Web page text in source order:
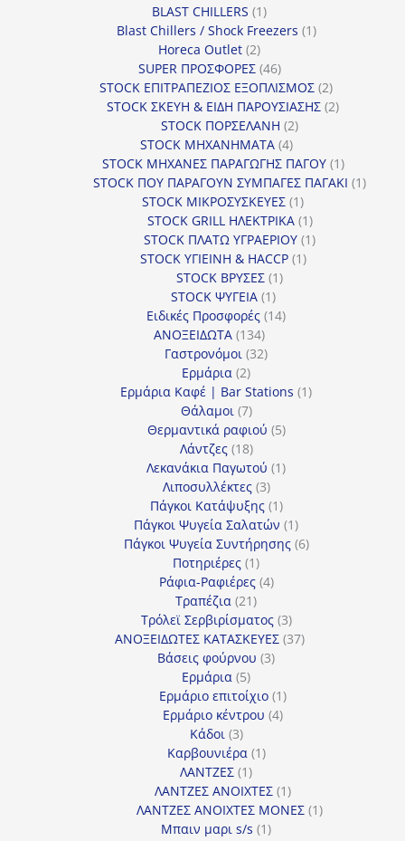
BLAST CHILLERS 11
προϊόν
Blast Chillers / Shock Freezers 11
Horeca Outlet 22
προϊόντα
SUPER ΠΡΟΣΦΟΡΕΣ 4646
προϊόντα
STOCK ΕΠΙΤΡΑΠΕΖΙΟΣ ΕΞΟΠΛΙΣΜΟΣ 22
προϊόντα
STOCK ΣΚΕΥΗ & ΕΙΔΗ ΠΑΡΟΥΣΙΑΣΗΣ 22
STOCK ΠΟΡΣΕΛΑΝΗ 22
STOCK ΜΗΧΑΝΗΜΑΤΑ 44
προϊόντα
STOCK ΜΗΧΑΝΕΣ ΠΑΡΑΓΩΓΗΣ ΠΑΓΟΥ 11
προϊόν
STOCK ΠΟΥ ΠΑΡΑΓΟΥΝ ΣΥΜΠΑΓΕΣ ΠΑΓΑΚΙ 11
STOCK ΜΙΚΡΟΣΥΣΚΕΥΕΣ 11
προϊόν
STOCK GRILL ΗΛΕΚΤΡΙΚΑ 11
προϊόν
STOCK ΠΛΑΤΩ ΥΓΡΑΕΡΙΟΥ 11
STOCK ΥΓΙΕΙΝΗ & HACCP 11
STOCK ΒΡΥΣΕΣ 11
STOCK ΨΥΓΕΙΑ 11
προϊόν
Ειδικές Προσφορές 1414
ΑΝΟΞΕΙΔΩΤΑ 134134
προϊόντα
Γαστρονόμοι 3232
Ερμάρια 22
προϊόντα
Ερμάρια Καφέ | Bar Stations 11
Θάλαμοι 77
προϊόντα
Θερμαντικά ραφιού 55
Λάντζες 1818
προϊόντα
Λεκανάκια Παγωτού 11
Λιποσυλλέκτες 33
προϊόντα
Πάγκοι Κατάψυξης 11
προϊόν
Πάγκοι Ψυγεία Σαλατών 11
προϊόν
Πάγκοι Ψυγεία Συντήρησης 66
Ποτηριέρες 11
προϊόν
Ράφια-Ραφιέρες 44
Τραπέζια 2121
προϊόντα
Τρόλεϊ Σερβιρίσματος 33
προϊόντα
ΑΝΟΞΕΙΔΩΤΕΣ ΚΑΤΑΣΚΕΥΕΣ 3737
Βάσεις φούρνου 33
Ερμάρια 55
προϊόντα
Ερμάριο επιτοίχιο 11
προϊόν
Ερμάριο κέντρου 44
Κάδοι 33
προϊόντα
Καρβουνιέρα 11
ΛΑΝΤΖΕΣ 11
προϊόν
ΛΑΝΤΖΕΣ ΑΝΟΙΧΤΕΣ 11
προϊόν
ΛΑΝΤΖΕΣ ΑΝΟΙΧΤΕΣ ΜΟΝΕΣ 11
Μπαιν μαρι s/s 11